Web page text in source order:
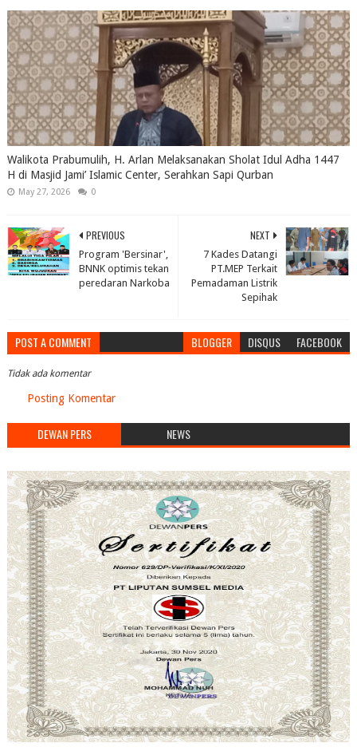
Walikota Prabumulih, H. Arlan Melaksanakan Sholat Idul Adha 1447
H di Masjid Jami’ Islamic Center, Serahkan Sapi Qurban
May 27, 2026 0
NEXT
7 Kades Datangi
PT.MEP Terkait
Pemadaman Listrik
Sepihak
PREVIOUS
Program 'Bersinar',
BNNK optimis tekan
peredaran Narkoba
POST A COMMENT BLOGGER DISQUS FACEBOOK
Tidak ada komentar
Posting Komentar
DEWAN PERS NEWS